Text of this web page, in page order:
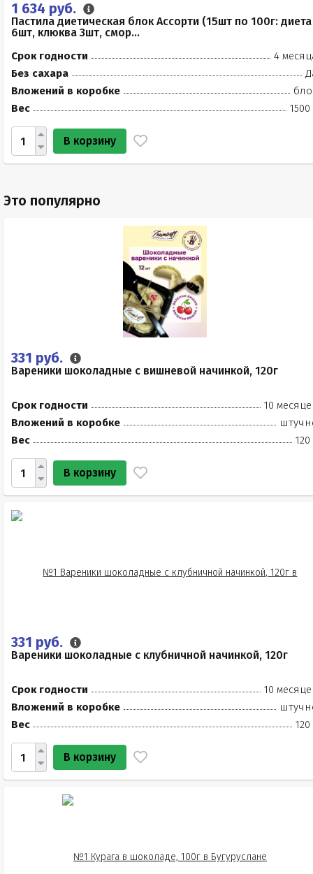
1 634 руб.
Пастила диетическая блок Ассорти (15шт по 100г: диета
6шт, клюква 3шт, смор...
Срок годности
4
Без сахара
Вложений в коробке
Вес
1500
В корзину
Это популярно
331 руб.
Вареники шоколадные с вишневой начинкой, 120г
Срок годности
10
Вложений в коробке
Вес
120
В корзину
331 руб.
Вареники шоколадные с клубничной начинкой, 120г
Срок годности
10
Вложений в коробке
Вес
120
В корзину